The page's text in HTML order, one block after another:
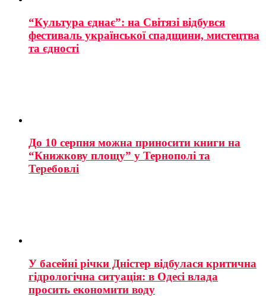
“Культура єднає”: на Світязі відбувся
фестиваль української спадщини, мистецтва
та єдності
До 10 серпня можна приносити книги на
“Книжкову площу” у Тернополі та
Теребовлі
У басейні річки Дністер відбулася критична
гідрологічна ситуація: в Одесі влада
просить економити воду